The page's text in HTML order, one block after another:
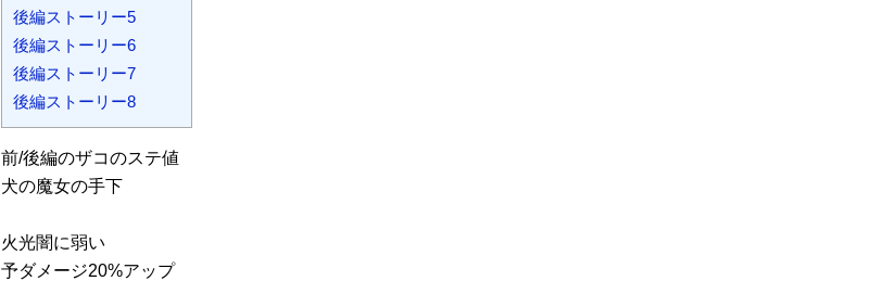
後編ストーリー5
後編ストーリー6
後編ストーリー7
後編ストーリー8
前/後編のザコのステ値
犬の魔女の手下
火光闇に弱い
予ダメージ20%アップ